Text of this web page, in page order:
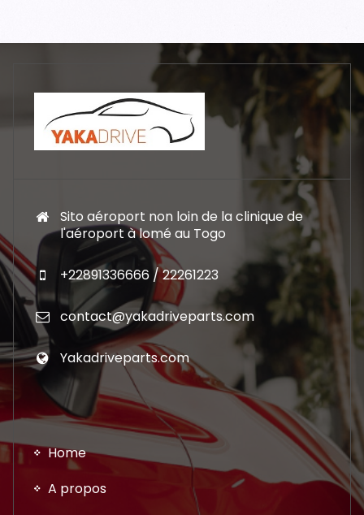
Sito aéroport non loin de la clinique de
l'aéroport à lomé au Togo
+22891336666 / 22261223
contact@yakadriveparts.com
Yakadriveparts.com
Home
A propos